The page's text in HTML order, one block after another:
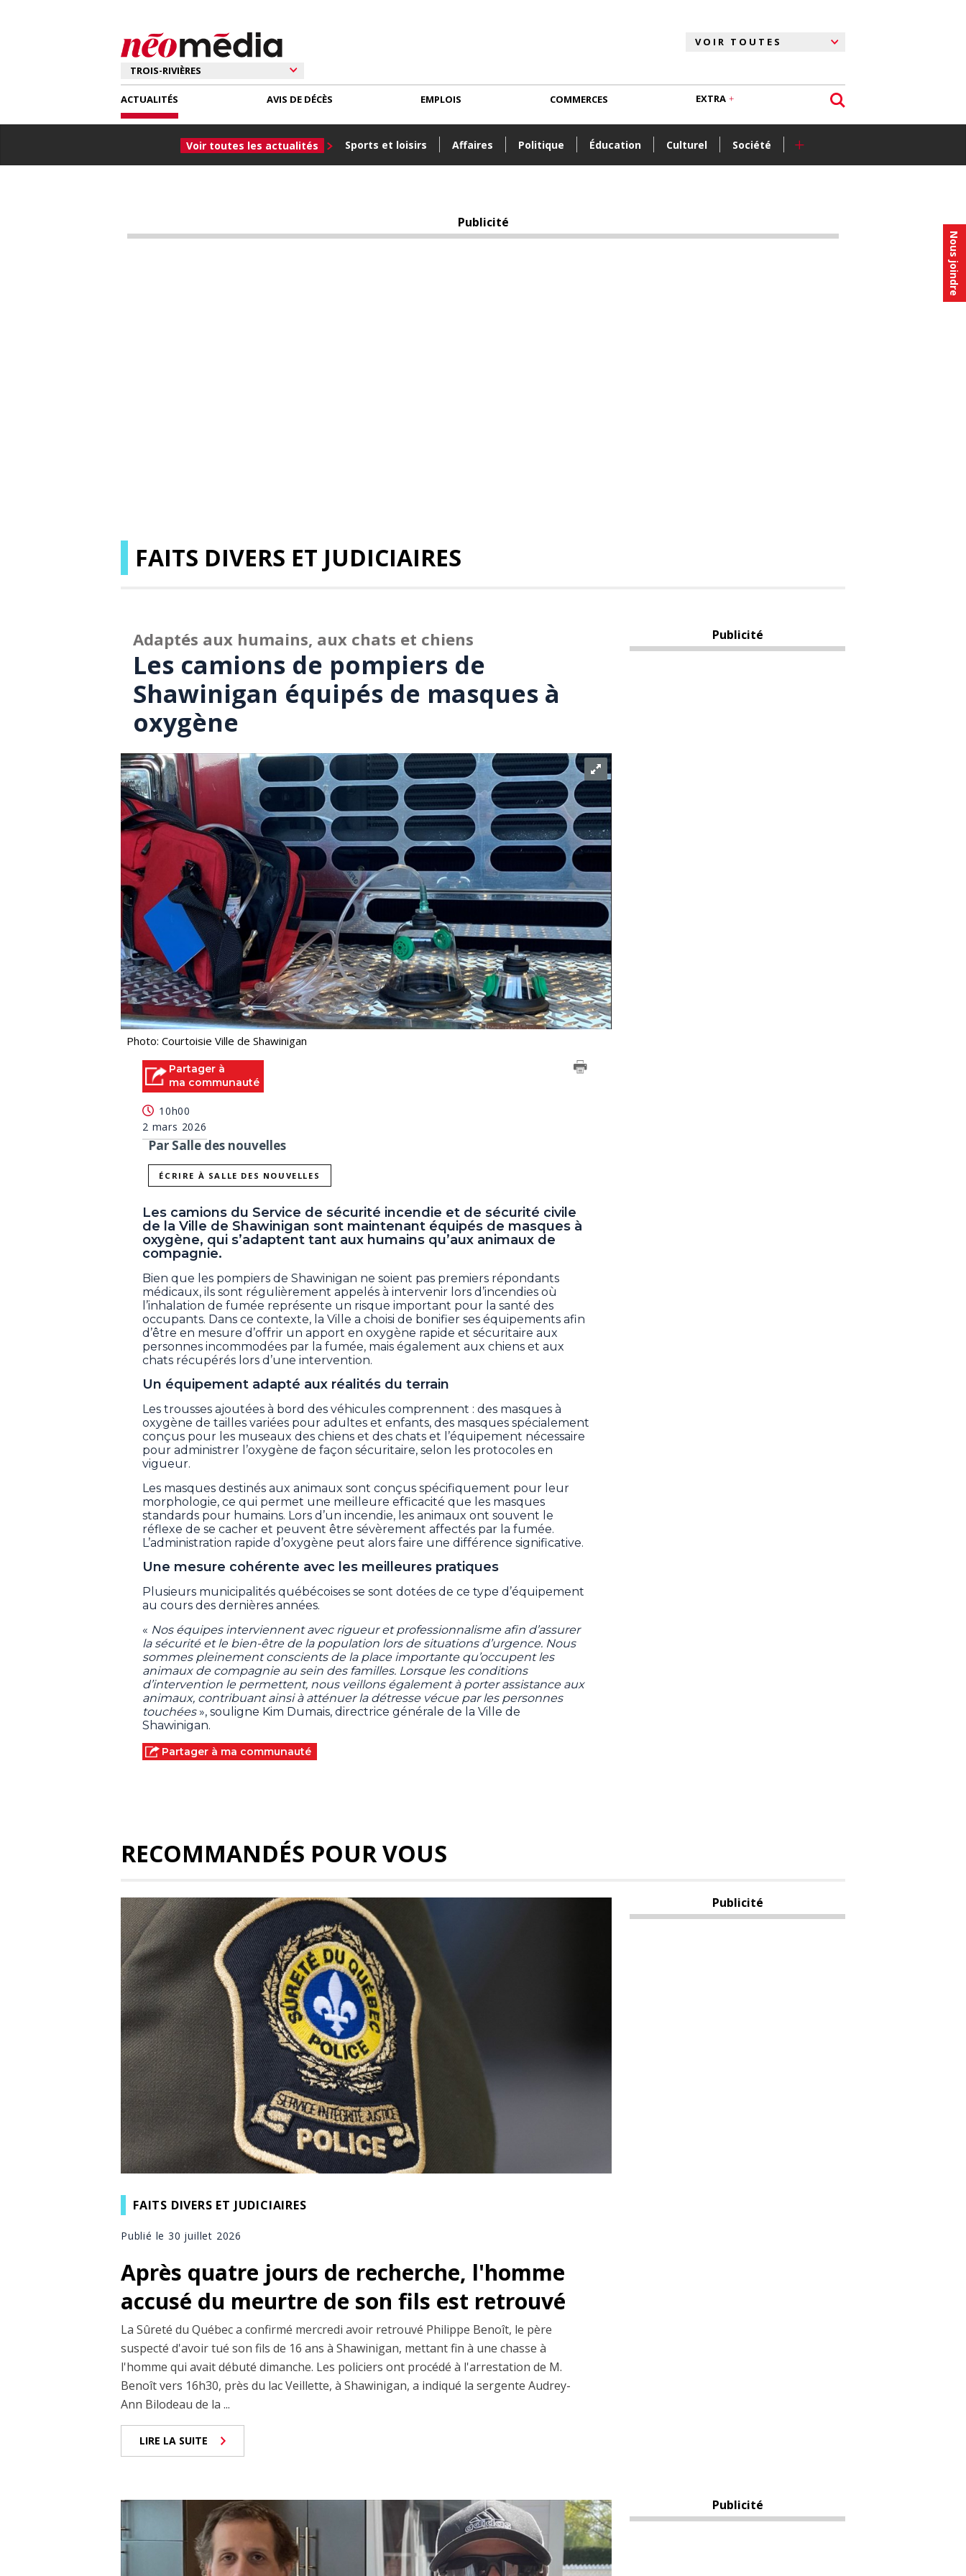
Nous joindre
ACTUALITÉS
Voir toutes les actualités Sports et loisirs Affaires Politique Éducation Culturel Société +
AVIS DE DÉCÈS EMPLOIS COMMERCES EXTRA
Publicité
FAITS DIVERS ET JUDICIAIRES
Adaptés aux humains, aux chats et chiens
Les camions de pompiers de
Shawinigan équipés de masques à
oxygène
Photo: Courtoisie Ville de Shawinigan
Partager à
ma communauté
10h00
2 mars 2026
Par Salle des nouvelles
ÉCRIRE À SALLE DES NOUVELLES
Les camions du Service de sécurité incendie et de sécurité civile
de la Ville de Shawinigan sont maintenant équipés de masques à
oxygène, qui s’adaptent tant aux humains qu’aux animaux de
compagnie.
Bien que les pompiers de Shawinigan ne soient pas premiers répondants
médicaux, ils sont régulièrement appelés à intervenir lors d’incendies où
l’inhalation de fumée représente un risque important pour la santé des
occupants. Dans ce contexte, la Ville a choisi de bonifier ses équipements afin
d’être en mesure d’offrir un apport en oxygène rapide et sécuritaire aux
personnes incommodées par la fumée, mais également aux chiens et aux
chats récupérés lors d’une intervention.
Un équipement adapté aux réalités du terrain
Les trousses ajoutées à bord des véhicules comprennent : des masques à
oxygène de tailles variées pour adultes et enfants, des masques spécialement
conçus pour les museaux des chiens et des chats et l’équipement nécessaire
pour administrer l’oxygène de façon sécuritaire, selon les protocoles en
vigueur.
Les masques destinés aux animaux sont conçus spécifiquement pour leur
morphologie, ce qui permet une meilleure efficacité que les masques
standards pour humains. Lors d’un incendie, les animaux ont souvent le
réflexe de se cacher et peuvent être sévèrement affectés par la fumée.
L’administration rapide d’oxygène peut alors faire une différence significative.
Une mesure cohérente avec les meilleures pratiques
Plusieurs municipalités québécoises se sont dotées de ce type d’équipement
au cours des dernières années.
« Nos équipes interviennent avec rigueur et professionnalisme afin d’assurer
la sécurité et le bien-être de la population lors de situations d’urgence. Nous
sommes pleinement conscients de la place importante qu’occupent les
animaux de compagnie au sein des familles. Lorsque les conditions
d’intervention le permettent, nous veillons également à porter assistance aux
animaux, contribuant ainsi à atténuer la détresse vécue par les personnes
touchées», souligne Kim Dumais, directrice générale de la Ville de
Shawinigan.
Partager à ma communauté
Publicité
RECOMMANDÉS POUR VOUS
FAITS DIVERS ET JUDICIAIRES
Publié le 30 juillet 2026
Après quatre jours de recherche, l'homme
accusé du meurtre de son fils est retrouvé
La Sûreté du Québec a confirmé mercredi avoir retrouvé Philippe Benoît, le père
suspecté d'avoir tué son fils de 16 ans à Shawinigan, mettant fin à une chasse à
l'homme qui avait débuté dimanche. Les policiers ont procédé à l'arrestation de M.
Benoît vers 16h30, près du lac Veillette, à Shawinigan, a indiqué la sergente Audrey-
Ann Bilodeau de la ...
LIRE LA SUITE
Publicité
Publicité